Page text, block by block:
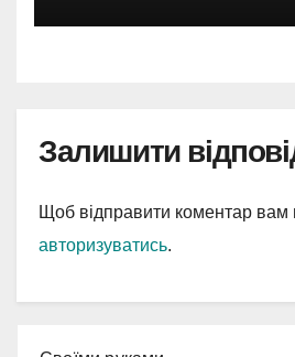
Залишити
Щоб відправити коментар вам
авторизуватись.